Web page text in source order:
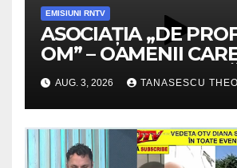
EMISIUNI RNTV
ASOCIAȚIA „DE
OM” – OAMENII
VALOARE
SECRETELE
/VIDEO
AUG. 3, 2026 TANASESCU THEO